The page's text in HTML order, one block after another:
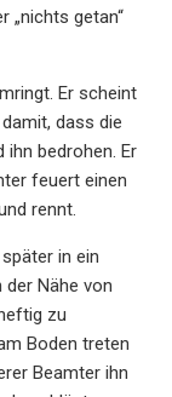
„nichts getan“
Er scheint
dass die
bedrohen. Er
feuert einen
rennt.
in ein
Nähe von
zu
Boden treten
Beamter ihn